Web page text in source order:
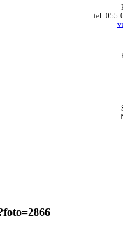
tel: 055